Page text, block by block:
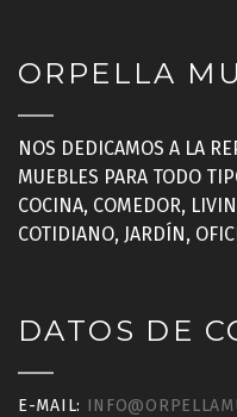
ORPELLA
NOS DEDICAMOS A LA
MUEBLES PARA TODO
COCINA, COMEDOR,
COTIDIANO, JARDÍN,
DATOS DE
E-MAIL: